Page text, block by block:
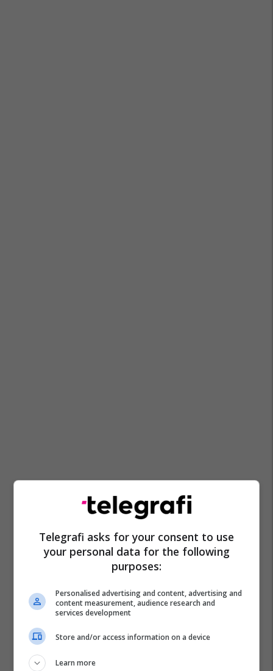
Telegrafi asks for your consent to use
your personal data for the following
purposes:
Personalised advertising and content, advertising and
content measurement, audience research and
services development
Store and/or access information on a device
Learn more